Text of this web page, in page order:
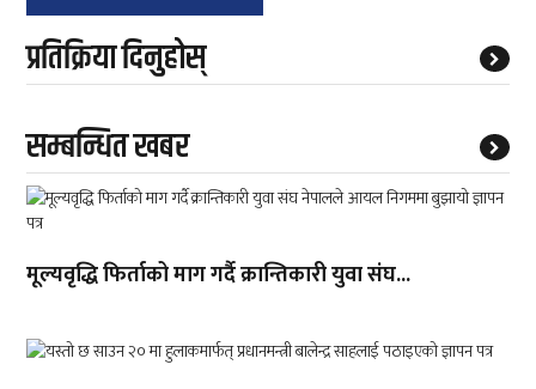
प्रतिक्रिया दिनुहोस्
सम्बन्धित खबर
मूल्यवृद्धि फिर्ताको माग गर्दै क्रान्तिकारी युवा संघ...